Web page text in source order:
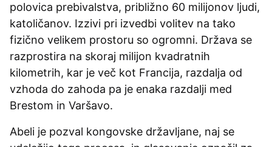
polovica prebivalstva, približno 60 milijonov ljudi,
katoličanov. Izzivi pri izvedbi volitev na tako
fizično velikem prostoru so ogromni. Država se
razprostira na skoraj milijon kvadratnih
kilometrih, kar je več kot Francija, razdalja od
vzhoda do zahoda pa je enaka razdalji med
Brestom in Varšavo.
Abeli je pozval kongovske državljane, naj se